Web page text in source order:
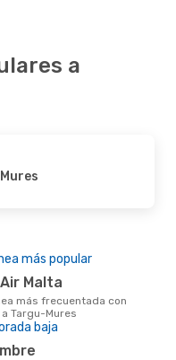
a
más popular
Air Malta
Targu-Mures
baja